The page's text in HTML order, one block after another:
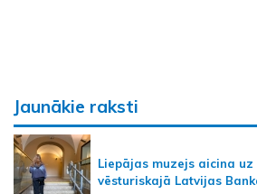
Jaunākie raksti
Liepājas muzejs aicina
vēsturiskajā Latvijas